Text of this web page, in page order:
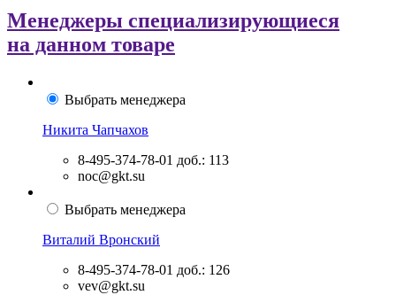
Менеджеры специализирующиеся
на данном товаре
Выбрать менеджера
Никита Чапчахов
8-495-374-78-01 доб.: 113
noc@gkt.su
Выбрать менеджера
Виталий Вронский
8-495-374-78-01 доб.: 126
vev@gkt.su